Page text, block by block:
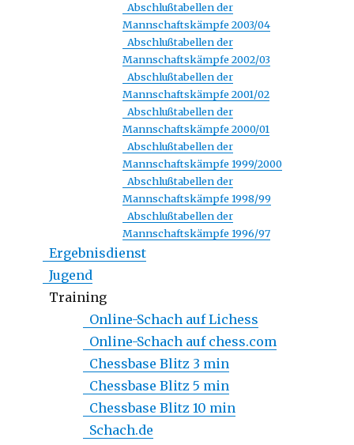
Abschlußtabellen der
Mannschaftskämpfe 2003/04
Abschlußtabellen der
Mannschaftskämpfe 2002/03
Abschlußtabellen der
Mannschaftskämpfe 2001/02
Abschlußtabellen der
Mannschaftskämpfe 2000/01
Abschlußtabellen der
Mannschaftskämpfe 1999/2000
Abschlußtabellen der
Mannschaftskämpfe 1998/99
Abschlußtabellen der
Mannschaftskämpfe 1996/97
Ergebnisdienst
Jugend
Training
Online-Schach auf Lichess
Online-Schach auf chess.com
Chessbase Blitz 3 min
Chessbase Blitz 5 min
Chessbase Blitz 10 min
Schach.de